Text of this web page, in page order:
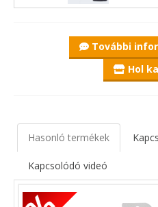
További
Hol
Hasonló termékek
Kapcsolódó videó